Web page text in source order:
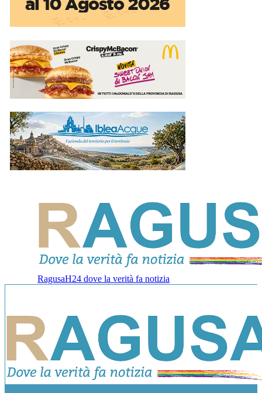
RagusaH24 dove la verità fa notizia